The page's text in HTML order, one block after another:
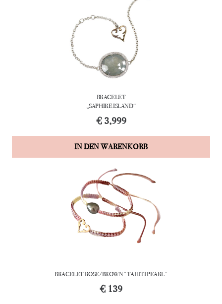
BRACELET
„SAPHIRE ISLAND“
€3,999
IN DEN WARENKORB
BRACELET ROSE/BROWN “TAHITI PEARL”
€ 139